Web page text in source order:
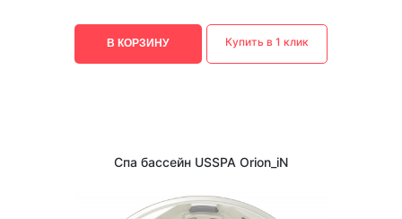
В КОРЗИНУ Купить в 1 клик
Спа бассейн USSPA Orion_iN